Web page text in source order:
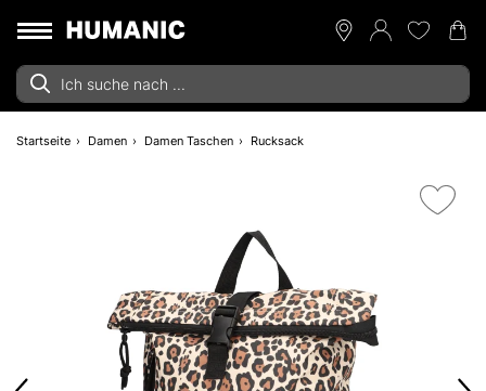
Startseite Damen Damen Taschen Rucksack